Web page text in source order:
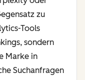
zu
Tools
sondern
Marke in
Suchanfragen